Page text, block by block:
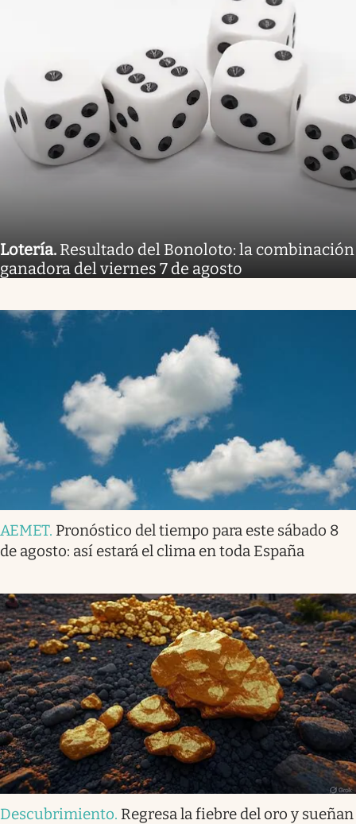
Lotería. Resultado del Bonoloto: la combinación
ganadora del viernes 7 de agosto
AEMET. Pronóstico del tiempo para este sábado 8
de agosto: así estará el clima en toda España
Descubrimiento. Regresa la fiebre del oro y sueñan